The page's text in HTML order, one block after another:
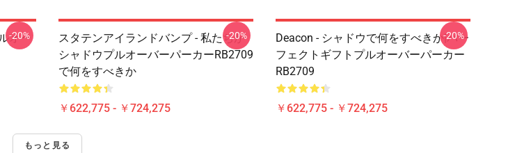
オー
-20%
スタテンアイランドバンプ - 私たちが
シャドウプルオーバーパーカーRB2709
で何をすべきか
￥622,775 - ￥724,275
-20%
Deacon - シャドウで何をすべきか|パー
フェクトギフトプルオーバーパーカー
RB2709
￥622,775 - ￥724,275
-20%
もっと見る